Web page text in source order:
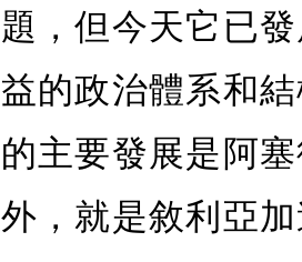
題，但今天它已
益的政治體系和
的主要發展是阿
外，就是敘利亞